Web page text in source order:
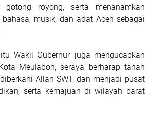
gotong royong, serta menanamkan
musik, dan adat Aceh sebagai
Wakil Gubernur juga mengucapkan
Meulaboh, seraya berharap tanah
Allah SWT dan menjadi pusat
serta kemajuan di wilayah barat